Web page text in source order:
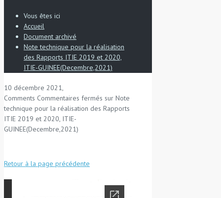
Vous êtes ici
Accueil
Document archivé
Note technique pour la réalisation
des Rapports ITIE 2019 et 2020,
ITIE-GUINEE(Decembre,2021)
10 décembre 2021,
Comments Commentaires fermés sur Note
technique pour la réalisation des Rapports
ITIE 2019 et 2020, ITIE-
GUINEE(Decembre,2021)
Retour à la page précédente